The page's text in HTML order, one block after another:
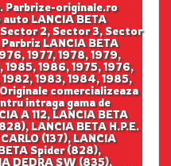
Parbrize-originale.ro
LANCIA BETA
2, Sector 3, Sector
LANCIA BETA
1977, 1978, 1979,
1985, 1986, 1975, 1976,
1982, 1983, 1984, 1985,
comercializeaza
intraga gama de
A 112, LANCIA BETA
LANCIA BETA H.P.E.
(137), LANCIA
Spider (828),
DEDRA SW (835),